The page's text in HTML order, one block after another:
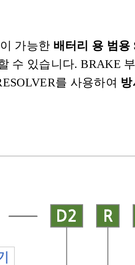
가능한 배터리 용 범용
수 있습니다. BRAKE
를 사용하여